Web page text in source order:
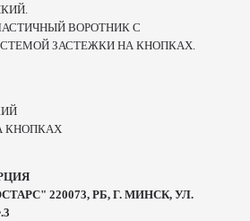
ВОРОТНИК С
ЗАСТЕЖКИ НА КНОПКАХ.
КНОПКАХ
220073, РБ, Г. МИНСК, УЛ.